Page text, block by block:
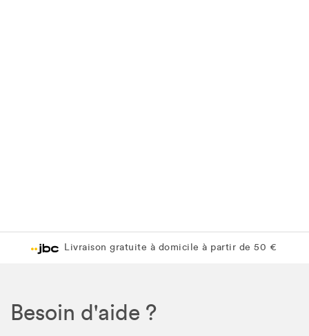
Livraison gratuite à domicile à partir de 50 €
Besoin d'aide ?